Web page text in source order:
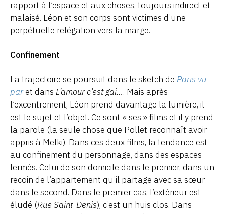
rapport à l’espace et aux choses, toujours indirect et
malaisé. Léon et son corps sont victimes d’une
perpétuelle relégation vers la marge.
Confinement
La trajectoire se poursuit dans le sketch de Paris vu
paret dans L’amour c’est gai…. Mais après
l’excentrement, Léon prend davantage la lumière, il
est le sujet et l’objet. Ce sont « ses » films et il y prend
la parole (la seule chose que Pollet reconnaît avoir
appris à Melki). Dans ces deux films, la tendance est
au confinement du personnage, dans des espaces
fermés. Celui de son domicile dans le premier, dans un
recoin de l’appartement qu’il partage avec sa sœur
dans le second. Dans le premier cas, l’extérieur est
éludé (Rue Saint-Denis), c’est un huis clos. Dans